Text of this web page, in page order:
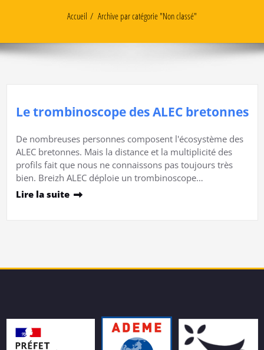
Accueil Archive par catégorie "Non classé"
Le trombinoscope des ALEC bretonnes
De nombreuses personnes composent l'écosystème des
ALEC bretonnes. Mais la distance et la multiplicité des
profils fait que nous ne connaissons pas toujours très
bien. Breizh ALEC déploie un trombinoscope…
Lire la suite